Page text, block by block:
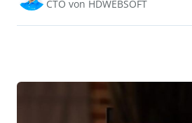
CTO von HDWEBSOFT